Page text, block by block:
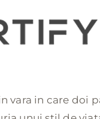
vara in care doi